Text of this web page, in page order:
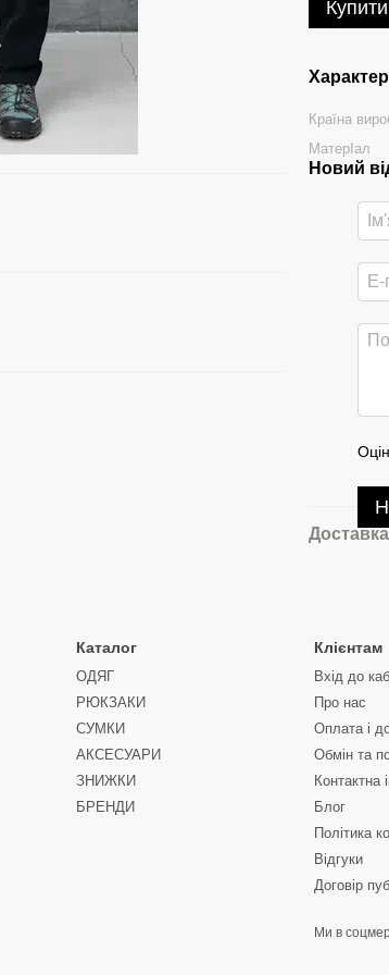
Купити
Країна
МатерІал
Новий
Доставка
Каталог
ОДЯГ
РЮКЗАКИ
СУМКИ
АКСЕСУАРИ
ЗНИЖКИ
БРЕНДИ
Клієнтам
Вхід до
Про нас
Оплата і
Обмін та
Контактна
Блог
Політика
Відгуки
Договір
Ми в